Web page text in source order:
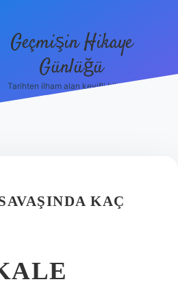
Geçmişin Hikaye
Günlüğü
Tarihten ilham alan keyifli bilgiler!
KAÇ